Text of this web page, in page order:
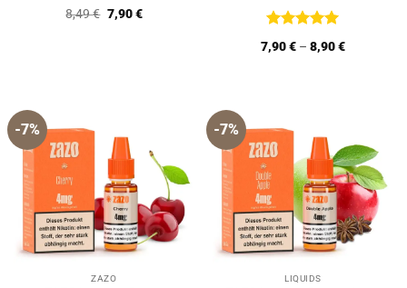
8,49€ Ursprünglicher
Preis
7,90€Aktueller
Bewertet
mit5
von
7,90€ – 8,90€
-7%
ZAZO
-7%
LIQUIDS